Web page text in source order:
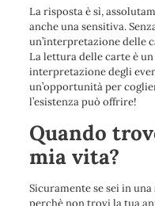
La risposta è sì,
anche una sensitiva.
un’interpretazione delle
La lettura delle carte è
interpretazione degli
un’opportunità per
l’esistenza può offrire!
Quando
mia vita?
Sicuramente se sei in
perchè non trovi la tua